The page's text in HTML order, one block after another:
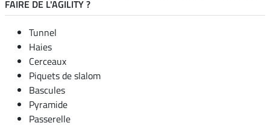
FAIRE DE L'AGILITY ?
Tunnel
Haies
Cerceaux
Piquets de slalom
Bascules
Pyramide
Passerelle